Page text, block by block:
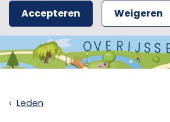
Accepteren Weigeren
Leden